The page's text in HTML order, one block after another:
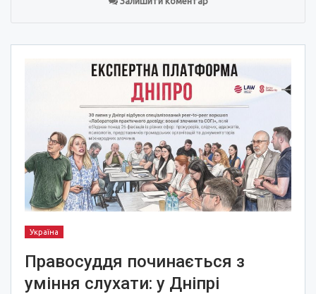
Україна
Правосуддя починається з
уміння слухати: у Дніпрі